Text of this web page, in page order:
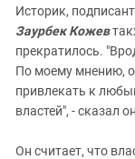
Историк,
Заурбек Кожев
прекратилось.
По моему мнению,
привлекать к
властей", - сказал
Он считает, что